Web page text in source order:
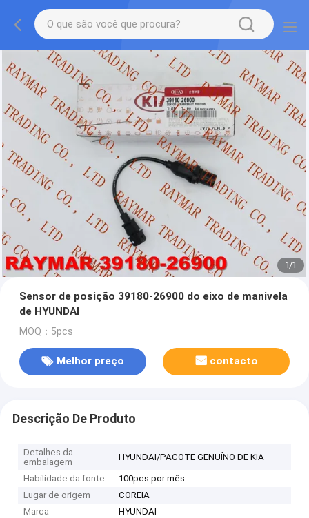
1/1
Sensor de posição 39180-26900 do eixo de manivela
de HYUNDAI
MOQ：5pcs
Melhor preço contacto
Descrição De Produto
Detalhes da
embalagem
HYUNDAI/PACOTE GENUÍNO DE KIA
Habilidade da fonte
100pcs por mês
Lugar de origem
COREIA
Marca
HYUNDAI